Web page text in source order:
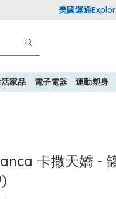
美國運通Explorer®
家品 電子電器 運動塑身
卡撒天嬌 -